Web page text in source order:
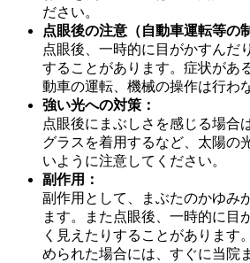
ださい。
点眼後の注意（自動車運転等の
点眼後、一時的に目がかすんだ
することがあります。症状があ
動車の運転、機械の操作は行わ
強い光への対策：
点眼後にまぶしさを感じる場合
グラスを着用するなど、太陽の
いように注意してください。
副作用：
副作用として、まぶたのかゆみ
ます。また点眼後、一時的に目
く見えたりすることがあります
められた場合には、すぐに当院